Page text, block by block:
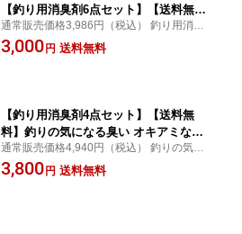
【釣り用消臭剤6点セット】【送料無
料】 釣りの気になる臭い ウェーダー消
臭 ブーツ消臭 車 魚の匂い 生ごみ オキ
通常販売価格3,986円（税込） 釣り用消臭
スプレー30ml・ひのき消臭スプレー15ml・
麻袋ミニ・靴ウェーダー用・巾着杉・詰替
3,000 円 送料無料
【釣り用消臭剤4点セット】【送料無
料】釣りの気になる臭い オキアミなど
釣りエサ の 生臭いニオイ も強力に消臭
魚の匂い 魚臭 車内 消臭 消臭剤 脱臭剤
通常販売価格4,940円（税込） 釣りの気に
なるニオイ、魚のニオイ、生臭いニオイも
強力に消臭！自然素材の木の力、ナチュラ
3,800 円 送料無料